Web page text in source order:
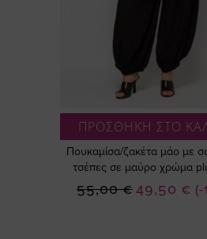
ΠΡΟΣΘΗΚΗ ΣΤΟ
Πουκαμίσα/ζακέτα μάο με
τσέπες σε μαύρο χρώμα
(-
Ειδική
49,50 €
55,00 €